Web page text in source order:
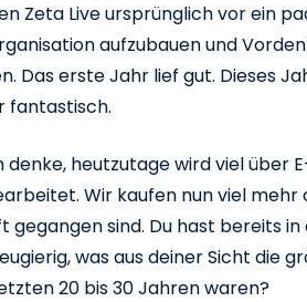
Zeta Live ursprünglich vor ein
aufzubauen und
Das erste Jahr lief gut. Dieses
fantastisch.
denke, heutzutage wird viel über
Wir kaufen nun viel
gegangen sind. Du hast bereits
was aus deiner Sicht die
20 bis 30 Jahren waren?